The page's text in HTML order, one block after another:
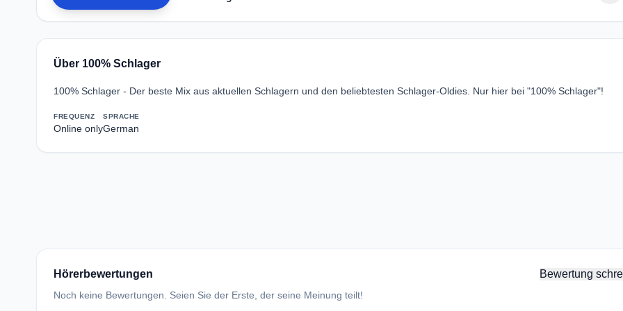
Über 100% Schlager
100% Schlager - Der beste Mix aus aktuellen Schlagern und den beliebtesten Schlager-Oldies. Nur hier bei "100% Schlager"!
FREQUENZ
Online only
SPRACHE
German
Hörerbewertungen Bewertung
Noch keine Bewertungen. Seien Sie der Erste, der seine Meinung teilt!